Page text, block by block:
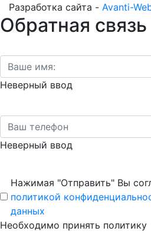
Разработка сайта - Avanti-
Обратная связь
Неверный ввод
Неверный ввод
Нажимая "Отправить" Вы
политикой
данных
Необходимо принять политику